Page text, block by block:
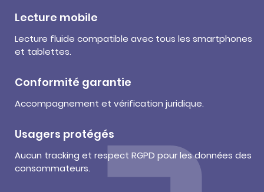
Lecture mobile
Lecture fluide compatible avec tous les smartphones
et tablettes.
Conformité garantie
Accompagnement et vérification juridique.
Usagers protégés
Aucun tracking et respect RGPD pour les données des
consommateurs.